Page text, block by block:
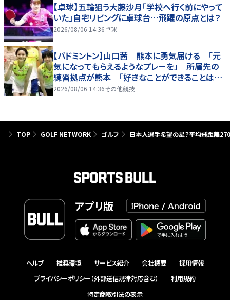
【卓球】五輪狙う大藤沙月「学校へ行く前にやって
いた」自宅リビングに卓球台…飛躍の原点とは？
2026/08/06 14:36卓球
【バドミントン】山口茜 熊本に勇気届ける 「元
気になってもらえるようなプレーを」 所属先の
練習拠点が熊本 「好きなことができることは当
たり前じゃない」
2026/08/06 14:36その他競技
TOP GOLF NETWORK ゴルフ 日本人選手希望の星？平均飛距離
アプリ版
ヘルプ 推奨環境 サービス紹介 会社概要
採用情報
プライバシーポリシー（外部送信規律対応含む）
利用規約
特定商取引法の表示